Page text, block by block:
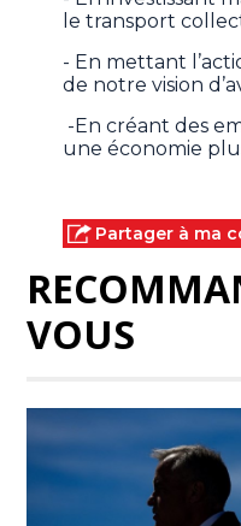
le transport
- En mettant
de notre vision
-En créant des
une économie
Partager à ma
VOUS